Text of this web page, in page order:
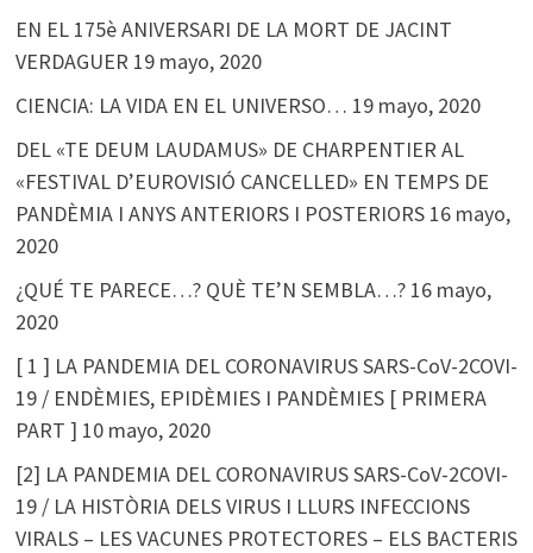
EN EL 175è ANIVERSARI DE LA MORT DE JACINT
VERDAGUER 19 mayo, 2020
CIENCIA: LA VIDA EN EL UNIVERSO… 19 mayo, 2020
DEL «TE DEUM LAUDAMUS» DE CHARPENTIER AL
«FESTIVAL D’EUROVISIÓ CANCELLED» EN TEMPS DE
PANDÈMIA I ANYS ANTERIORS I POSTERIORS 16 mayo,
2020
¿QUÉ TE PARECE…? QUÈ TE’N SEMBLA…? 16 mayo,
2020
[ 1 ] LA PANDEMIA DEL CORONAVIRUS SARS-CoV-2COVI-
19 / ENDÈMIES, EPIDÈMIES I PANDÈMIES [ PRIMERA
PART ] 10 mayo, 2020
[2] LA PANDEMIA DEL CORONAVIRUS SARS-CoV-2COVI-
19 / LA HISTÒRIA DELS VIRUS I LLURS INFECCIONS
VIRALS – LES VACUNES PROTECTORES – ELS BACTERIS